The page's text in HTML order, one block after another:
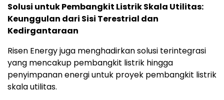
Solusi untuk Pembangkit Listrik Skala Utilitas:
Keunggulan dari Sisi Terestrial dan
Kedirgantaraan
Risen Energy juga menghadirkan solusi terintegrasi
yang mencakup pembangkit listrik hingga
penyimpanan energi untuk proyek pembangkit listrik
skala utilitas.